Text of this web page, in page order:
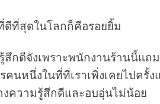
ดีที่สุดในโลกก็คือรอยยิ้ม
สึกดีจังเพราะพนักงานร้านนี้แถ
คนหนึ่งในที่ที่เราเพิ่งเคยไปครั้
งความรู้สึกดีและอบอุ่นไม่น้อย